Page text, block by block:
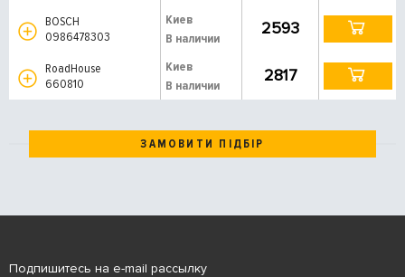
BOSCH
0986478303
Киев
В наличии
2593
RoadHouse
660810
Киев
В наличии
2817
ЗАМОВИТИ ПІДБІР
Подпишитесь на e-mail рассылку